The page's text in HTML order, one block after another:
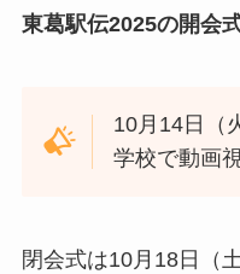
東葛駅伝2025の開会
10月14日（
学校で動画
閉会式は10月18日（